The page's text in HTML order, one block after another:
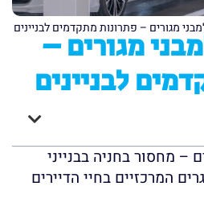
מגורים – פתרונות מתקדמים לבניינים
מגורים –
לבניינים
– מחסור בחניה בבנייני
המרכזיים בחיי הדיירים